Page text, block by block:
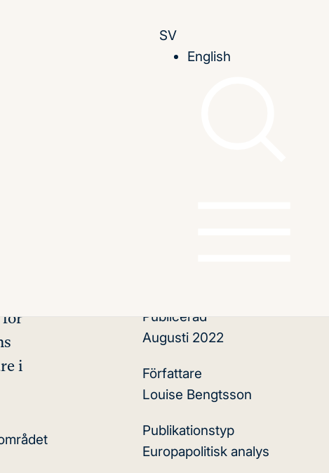
SV
English
för
i
Publicerad
Augusti 2022
Författare
Louise Bengtsson
Publikationstyp
Europapolitisk analys